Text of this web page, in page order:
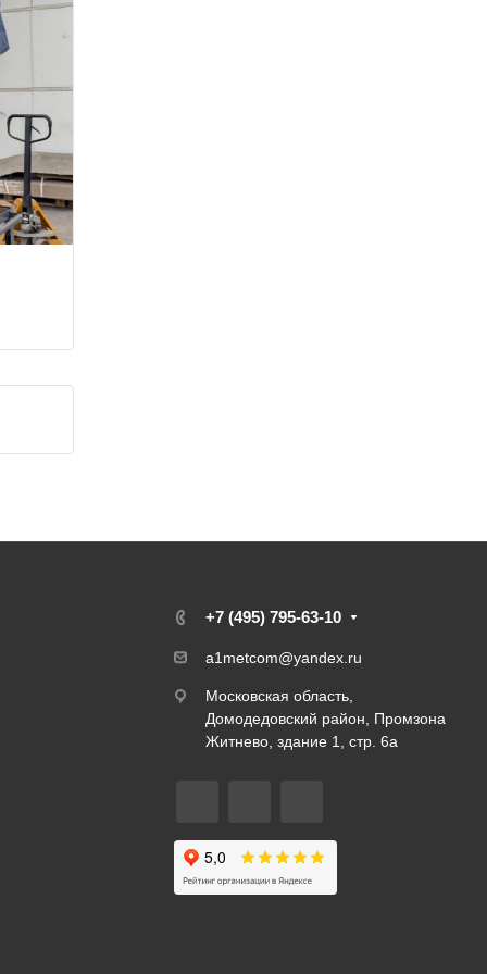
+7 (495) 795-63-10
a1metcom@yandex.ru
Московская область,
Домодедовский район, Промзона
Житнево, здание 1, стр. 6а